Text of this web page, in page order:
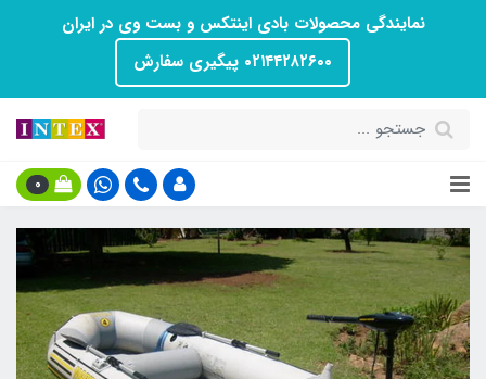
نمایندگی محصولات بادی اینتکس و بست وی در ایران
۰۲۱۴۴۲۸۲۶۰۰ پیگیری سفارش
0